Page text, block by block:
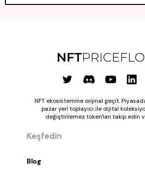
NFT ekosistemine orijinal geçit.
pazar yeri toplayıcı ile dijital
değiştirilemez token'ları takip edin
Keşfedin
Blog